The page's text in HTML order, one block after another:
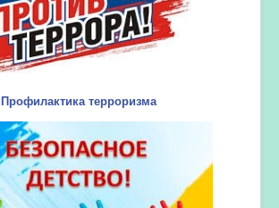
Профилактика терроризма